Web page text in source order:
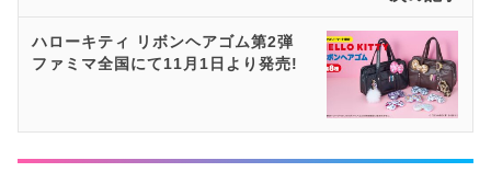
ハローキティ リボンヘアゴム第2弾
ファミマ全国にて11月1日より発売!